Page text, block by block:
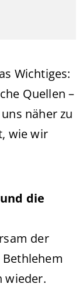
Wichtiges:
Quellen –
näher zu
wie wir
die
der
wieder.